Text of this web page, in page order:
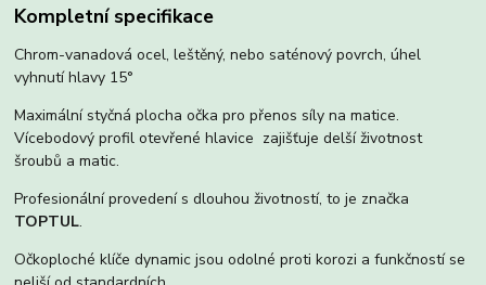
Kompletní specifikace
Chrom-vanadová ocel, leštěný, nebo saténový povrch, úhel
vyhnutí hlavy 15°
Maximální styčná plocha očka pro přenos síly na matice.
Vícebodový profil otevřené hlavice zajišťuje delší životnost
šroubů a matic.
Profesionální provedení s dlouhou životností, to je značka
TOPTUL.
Očkoploché klíče dynamic jsou odolné proti korozi a funkčností se